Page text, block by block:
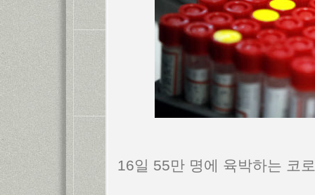
16일 55만 명에 육박하는 코